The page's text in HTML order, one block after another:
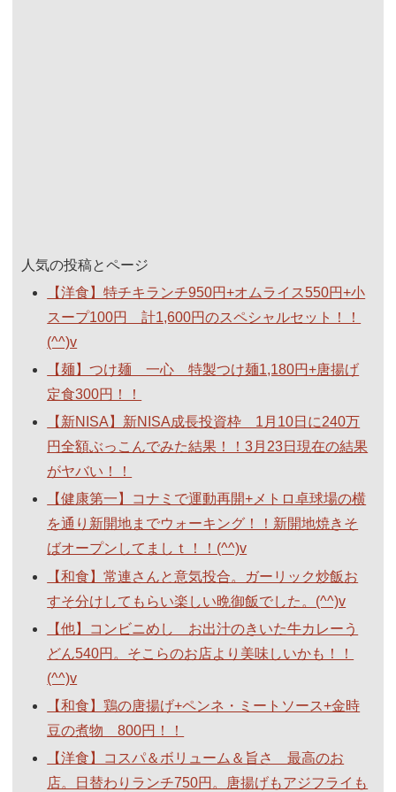
人気の投稿とページ
【洋食】特チキランチ950円+オムライス550円+小
スープ100円 計1,600円のスペシャルセット！！
(^^)v
【麺】つけ麺 一心 特製つけ麺1,180円+唐揚げ
定食300円！！
【新NISA】新NISA成長投資枠 1月10日に240万
円全額ぶっこんでみた結果！！3月23日現在の結果
がヤバい！！
【健康第一】コナミで運動再開+メトロ卓球場の横
を通り新開地までウォーキング！！新開地焼きそ
ばオープンしてましｔ！！(^^)v
【和食】常連さんと意気投合。ガーリック炒飯お
すそ分けしてもらい楽しい晩御飯でした。(^^)v
【他】コンビニめし お出汁のきいた牛カレーう
どん540円。そこらのお店より美味しいかも！！
(^^)v
【和食】鶏の唐揚げ+ペンネ・ミートソース+金時
豆の煮物 800円！！
【洋食】コスパ＆ボリューム＆旨さ 最高のお
店。日替わりランチ750円。唐揚げもアジフライも